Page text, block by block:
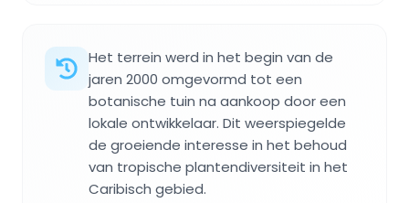
Het terrein werd in het begin van de
jaren 2000 omgevormd tot een
botanische tuin na aankoop door een
lokale ontwikkelaar. Dit weerspiegelde
de groeiende interesse in het behoud
van tropische plantendiversiteit in het
Caribisch gebied.